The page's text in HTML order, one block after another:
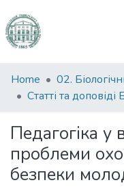
Communities
&
All of DSpace
Statistics
Home
02.
Статті та доповіді
Педагогіка у
проблеми
безпеки